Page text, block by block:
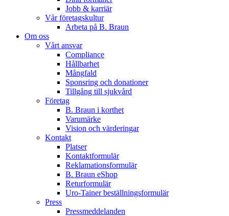
Jobb & karriär
Vår företagskultur
Arbeta på B. Braun
Om oss
Vårt ansvar
Compliance
Hållbarhet
Mångfald
Sponsring och donationer
Tillgång till sjukvård
Företag
B. Braun i korthet
Varumärke
Vision och värderingar
Kontakt
Platser
Kontaktformulär
Reklamationsformulär
B. Braun eShop
Returformulär
Uro-Tainer beställningsformulär
Press
Pressmeddelanden